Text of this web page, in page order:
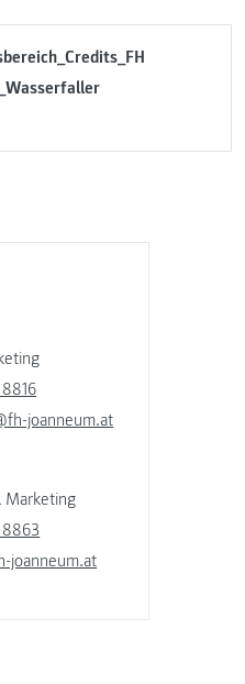
joanneum.at
Marketing
8863
joanneum.at